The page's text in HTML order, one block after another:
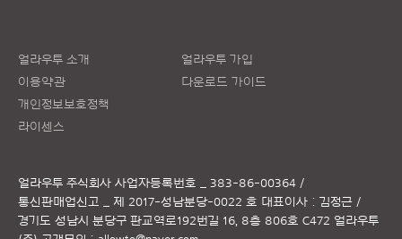
얼라우투 소개
이용약관
개인정보보호정책
라이센스
얼라우투 가입
다운로드 가이드
얼라우투 주식회사 사업자등록번호 _ 383-86-00364 /
통신판매업신고 _ 제 2017-성남분당-0022 호 대표이사 : 김정근 /
경기도 성남시 분당구 판교역로192번길 16, 8층 806호 C472 얼라우투